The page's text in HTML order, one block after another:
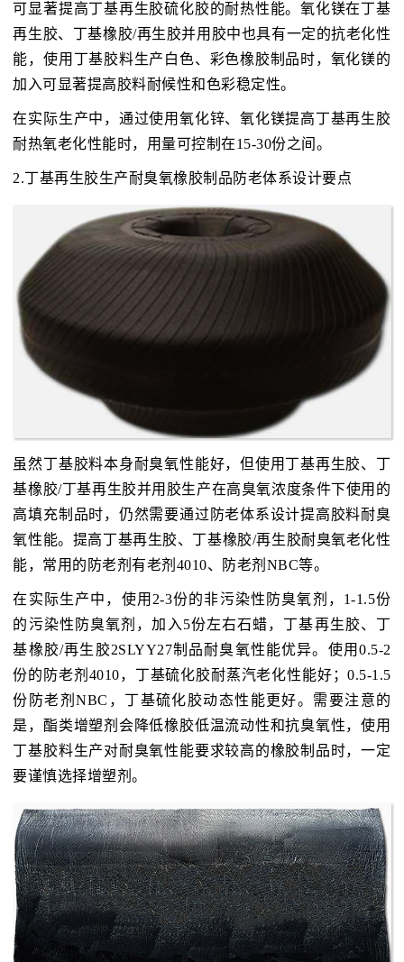
可显著提高丁基再生胶硫化胶的耐热性能。氧化镁在丁基
再生胶、丁基橡胶/再生胶并用胶中也具有一定的抗老化性
能，使用丁基胶料生产白色、彩色橡胶制品时，氧化镁的
加入可显著提高胶料耐候性和色彩稳定性。
在实际生产中，通过使用氧化锌、氧化镁提高丁基再生胶
耐热氧老化性能时，用量可控制在15-30份之间。
2.丁基再生胶生产耐臭氧橡胶制品防老体系设计要点
虽然丁基胶料本身耐臭氧性能好，但使用丁基再生胶、丁
基橡胶/丁基再生胶并用胶生产在高臭氧浓度条件下使用的
高填充制品时，仍然需要通过防老体系设计提高胶料耐臭
氧性能。提高丁基再生胶、丁基橡胶/再生胶耐臭氧老化性
能，常用的防老剂有老剂4010、防老剂NBC等。
在实际生产中，使用2-3份的非污染性防臭氧剂，1-1.5份
的污染性防臭氧剂，加入5份左右石蜡，丁基再生胶、丁
基橡胶/再生胶2SLYY27制品耐臭氧性能优异。使用0.5-2
份的防老剂4010，丁基硫化胶耐蒸汽老化性能好；0.5-1.5
份防老剂NBC，丁基硫化胶动态性能更好。需要注意的
是，酯类增塑剂会降低橡胶低温流动性和抗臭氧性，使用
丁基胶料生产对耐臭氧性能要求较高的橡胶制品时，一定
要谨慎选择增塑剂。